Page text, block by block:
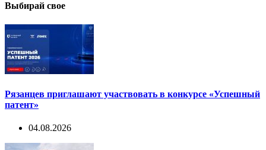
Выбирай свое
Рязанцев приглашают участвовать в конкурсе «Успешный
патент»
04.08.2026